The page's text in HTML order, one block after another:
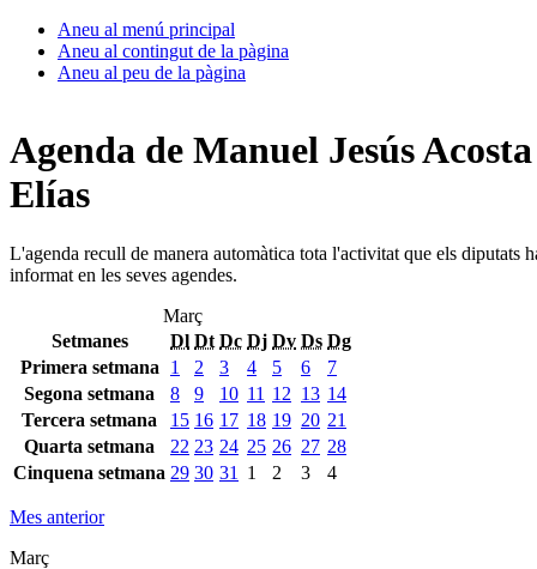
Aneu al menú principal
Aneu al contingut de la pàgina
Aneu al peu de la pàgina
Agenda de Manuel Jesús Acosta
Elías
L'agenda recull de manera automàtica tota l'activitat que els diputats
informat en les seves agendes.
Març
Setmanes
Dl Dt Dc Dj Dv Ds Dg
Primera setmana
1 2 3 4 5 6
7
Segona setmana
8 9 10 11 12 13 14
Tercera setmana
15 16 17 18 19 20 21
Quarta setmana
22 23 24 25 26 27 28
Cinquena setmana 29 30 31 1 2 3 4
Mes anterior
Març